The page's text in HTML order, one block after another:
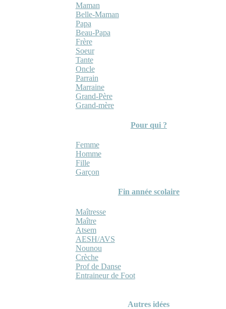
Maman
Belle-Maman
Papa
Beau-Papa
Frère
Soeur
Tante
Oncle
Parrain
Marraine
Grand-Père
Grand-mère
Pour qui ?
Femme
Homme
Fille
Garçon
Fin année scolaire
Maîtresse
Maître
Atsem
AESH/AVS
Nounou
Crèche
Prof de Danse
Entraineur de Foot
Autres idées